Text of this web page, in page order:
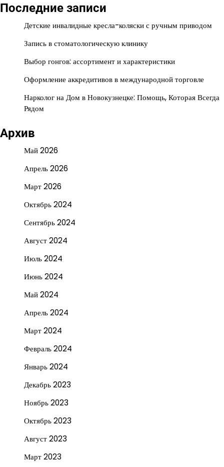
Последние записи
Детские инвалидные кресла-коляски с ручным приводом
Запись в стоматологическую клинику
Выбор гонгов: ассортимент и характеристики
Оформление аккредитивов в международной торговле
Нарколог на Дом в Новокузнецке: Помощь, Которая Всегда
Рядом
Архив
Май 2026
Апрель 2026
Март 2026
Октябрь 2024
Сентябрь 2024
Август 2024
Июль 2024
Июнь 2024
Май 2024
Апрель 2024
Март 2024
Февраль 2024
Январь 2024
Декабрь 2023
Ноябрь 2023
Октябрь 2023
Август 2023
Март 2023